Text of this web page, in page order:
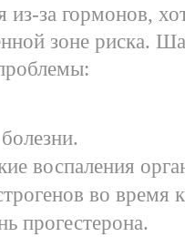
из-за гормонов,
зоне риска.
воспаления
во время
прогестерона.